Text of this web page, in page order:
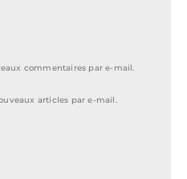
commentaires par e-mail.
articles par e-mail.